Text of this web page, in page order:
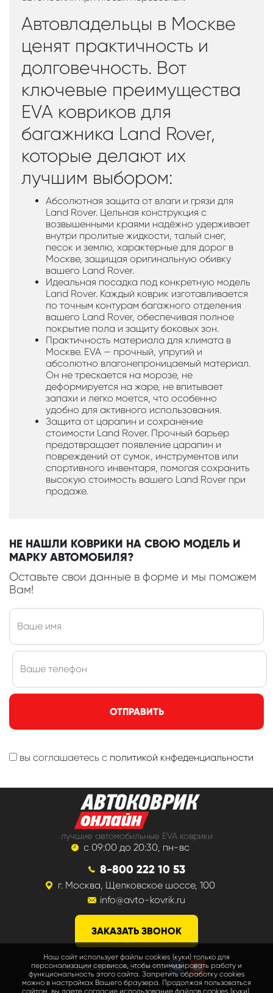
Автовладельцы в Москве
ценят практичность и
долговечность. Вот
ключевые преимущества
EVA ковриков для
багажника Land Rover,
которые делают их
лучшим выбором:
Абсолютная защита от влаги и грязи для
Land Rover. Цельная конструкция с
возвышенными краями надёжно удерживает
внутри пролитые жидкости, талый снег,
песок и землю, характерные для дорог в
Москве, защищая оригинальную обивку
вашего Land Rover.
Идеальная посадка под конкретную модель
Land Rover. Каждый коврик изготавливается
по точным контурам багажного отделения
вашего Land Rover, обеспечивая полное
покрытие пола и защиту боковых зон.
Практичность материала для климата в
Москве. EVA — прочный, упругий и
абсолютно влагонепроницаемый материал.
Он не трескается на морозе, не
деформируется на жаре, не впитывает
запахи и легко моется, что особенно
удобно для активного использования.
Защита от царапин и сохранение
стоимости Land Rover. Прочный барьер
предотвращает появление царапин и
повреждений от сумок, инструментов или
спортивного инвентаря, помогая сохранить
высокую стоимость вашего Land Rover при
продаже.
НЕ НАШЛИ КОВРИКИ НА СВОЮ МОДЕЛЬ И
МАРКУ АВТОМОБИЛЯ?
Оставьте свои данные в форме и мы поможем
Вам!
ОТПРАВИТЬ
вы соглашаетесь с политикой кнфеденциальности
лучшие автомобильные EVA коврики
с 09:00 до 20:30, пн-вс
8-800 222 10 53
г. Москва, Щелковское шоссе, 100
info@avto-kovrik.ru
ЗАКАЗАТЬ ЗВОНОК
мы в социальных сетях
Наш сайт использует файлы cookies (куки) только для
персонализации сервисов, чтобы оптимизировать работу и
функциональность этого сайта. Запретить обработку cookies
можно в настройках Вашего браузера. Продолжая пользоваться
сайтом, вы даете согласие использование файлов cookies (куки).